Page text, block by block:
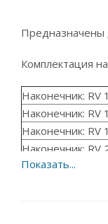
Предназначены
Комплектация
Наконечник: RV
Наконечник: RV
Наконечник: RV
Наконечник: RV
Наконечник: RV